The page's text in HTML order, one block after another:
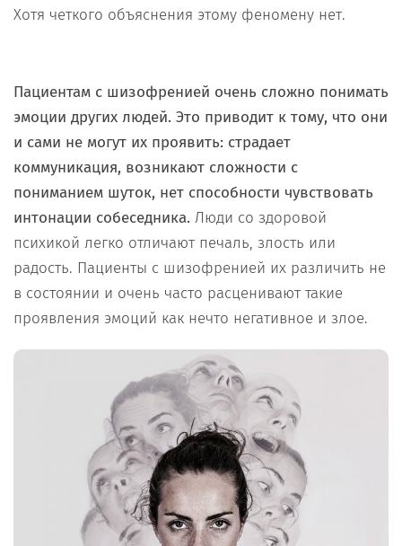
Хотя четкого объяснения этому феномену нет.
Пациентам с шизофренией очень сложно понимать
эмоции других людей. Это приводит к тому, что они
и сами не могут их проявить: страдает
коммуникация, возникают сложности с
пониманием шуток, нет способности чувствовать
интонации собеседника. Люди со здоровой
психикой легко отличают печаль, злость или
радость. Пациенты с шизофренией их различить не
в состоянии и очень часто расценивают такие
проявления эмоций как нечто негативное и злое.